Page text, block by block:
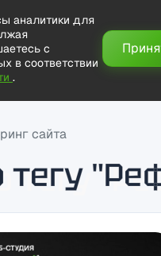
сайта
тегу
аналитики для
с
в соответствии
.